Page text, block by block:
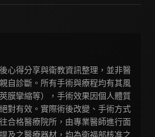
心得分享與衛教資訊整理，並非醫
自診斷。所有手術與療程均有其風
膜攣縮等），手術效果因個人體質
對有效。實際術後改變、手術方式
合格醫療院所，由專業醫師進行面
及之醫療器材，均為衛福部核准之